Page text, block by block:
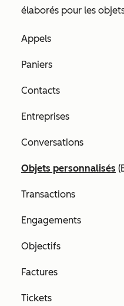
élaborés pour les
Appels
Paniers
Contacts
Entreprises
Conversations
Objets personnalisés (
Transactions
Engagements
Objectifs
Factures
Tickets